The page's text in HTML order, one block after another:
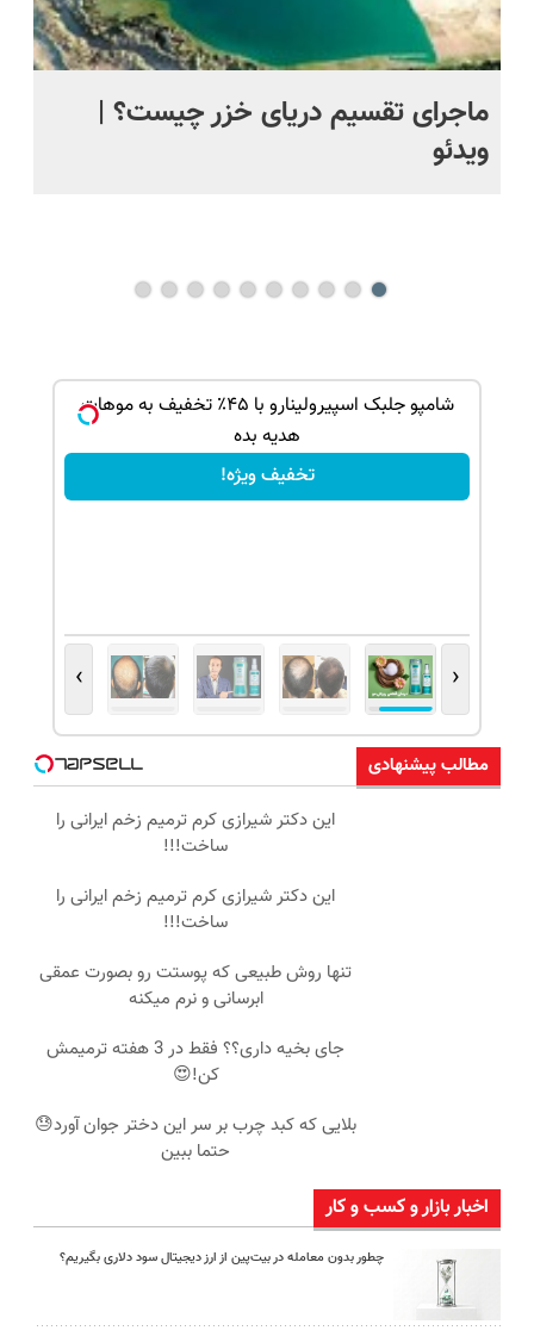
ماجرای تقسیم دریای خزر چیست؟ |
ویدئو
شامپو جلبک اسپیرولینارو با ۴۵٪ تخفیف به موهات
هدیه بده
تخفیف ویژه!
‹
›
مطالب پیشنهادی
این دکتر شیرازی کرم ترمیم زخم ایرانی را
ساخت!!!
این دکتر شیرازی کرم ترمیم زخم ایرانی را
ساخت!!!
تنها روش طبیعی که پوستت رو بصورت عمقی
ابرسانی و نرم میکنه
جای بخیه داری؟؟ فقط در 3 هفته ترمیمش
کن!😍
بلایی که کبد چرب بر سر این دختر جوان آورد😓
حتما ببین
اخبار بازار و کسب و کار
چطور بدون معامله در بیت‌پین از ارز دیجیتال سود دلاری بگیریم؟